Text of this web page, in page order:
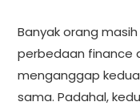
Banyak orang
perbedaan finance
menganggap
sama. Padahal,